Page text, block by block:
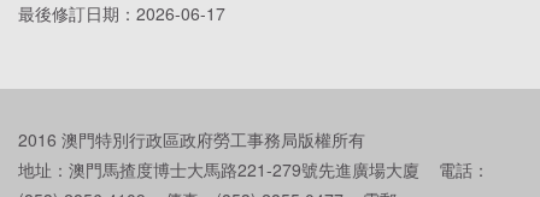
最後修訂日期： 2026-06-17
2016 澳門特別行政區政府勞工事務局版權所有
地址：澳門馬揸度博士大馬路221-279號先進廣場大廈 電話：